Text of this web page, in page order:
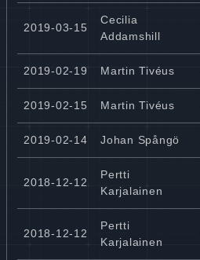
2019-03-15
Cecilia
Addamshill
2019-02-19 Martin Tivéus
2019-02-15 Martin Tivéus
2019-02-14 Johan Spångö
2018-12-12
Pertti
Karjalainen
2018-12-12
Pertti
Karjalainen